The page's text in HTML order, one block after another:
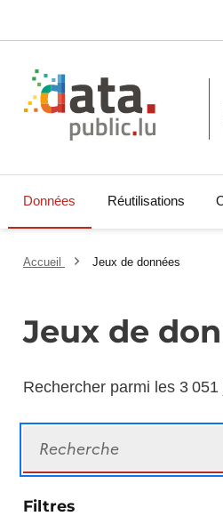
Données Réutilisations
Accueil Jeux de données
Jeux de
Rechercher parmi les 3
Filtres